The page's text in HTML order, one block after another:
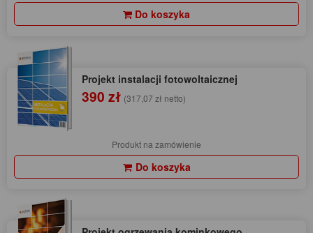
Do koszyka
Projekt instalacji fotowoltaicznej
390 zł (317,07 zł netto)
Produkt na zamówienie
Do koszyka